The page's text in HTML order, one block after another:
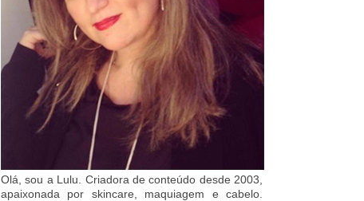
Olá, sou a Lulu. Criadora de conteúdo desde 2003,
apaixonada por skincare, maquiagem e cabelo.